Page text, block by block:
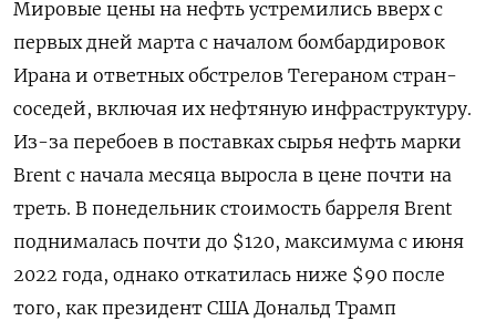
Мировые цены на нефть устремились вверх с
первых дней марта с началом бомбардировок
Ирана и ответных обстрелов Тегераном стран-
соседей, включая их нефтяную инфраструктуру.
Из-за перебоев в поставках сырья нефть марки
Brent с начала месяца выросла в цене почти на
треть. В понедельник стоимость барреля Brent
поднималась почти до $120, максимума с июня
2022 года, однако откатилась ниже $90 после
того, как президент США Дональд Трамп